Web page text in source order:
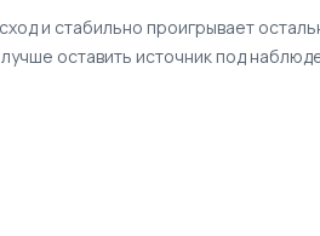
и стабильно проигрывает
оставить источник под